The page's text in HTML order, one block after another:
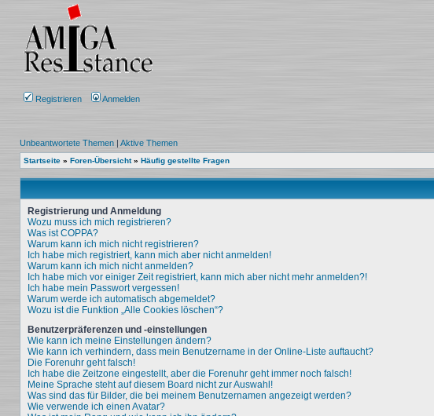
Registrieren Anmelden
Unbeantwortete Themen | Aktive Themen
Startseite » Foren-Übersicht» Häufig gestellte Fragen
Registrierung und Anmeldung
Wozu muss ich mich registrieren?
Was ist COPPA?
Warum kann ich mich nicht registrieren?
Ich habe mich registriert, kann mich aber nicht anmelden!
Warum kann ich mich nicht anmelden?
Ich habe mich vor einiger Zeit registriert, kann mich aber nicht mehr anmelden?!
Ich habe mein Passwort vergessen!
Warum werde ich automatisch abgemeldet?
Wozu ist die Funktion „Alle Cookies löschen“?
Benutzerpräferenzen und -einstellungen
Wie kann ich meine Einstellungen ändern?
Wie kann ich verhindern, dass mein Benutzername in der Online-Liste auftaucht?
Die Forenuhr geht falsch!
Ich habe die Zeitzone eingestellt, aber die Forenuhr geht immer noch falsch!
Meine Sprache steht auf diesem Board nicht zur Auswahl!
Was sind das für Bilder, die bei meinem Benutzernamen angezeigt werden?
Wie verwende ich einen Avatar?